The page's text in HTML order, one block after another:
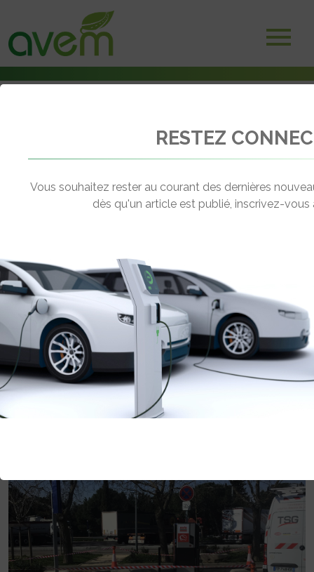
Les stations AVIA des autoroutes françaises s’équipent en bornes de
LES STATIONS AVIA DES
AUTOROUTES FRANÇAISES
S’ÉQUIPENT EN BORNES DE
RECHARGE RAPIDE
Rédigé par Communication de l'adhérent le 26 Mai 2021 à 13:19
0 commentaires
RESTEZ
Vous souhaitez rester au courant des dernières
dès qu'un article est publié, inscrivez-